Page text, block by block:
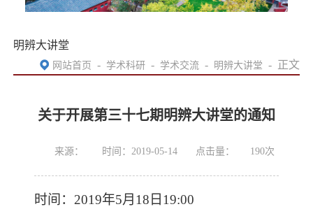
明辨大讲堂
网站首页 - 学术科研 - 学术交流 - 明辨大讲堂 - 正文
关于开展第三十七期明辨大讲堂的通知
来源： 时间：2019-05-14 点击量： 190次
时间： 2019年5月 18 日 19:00